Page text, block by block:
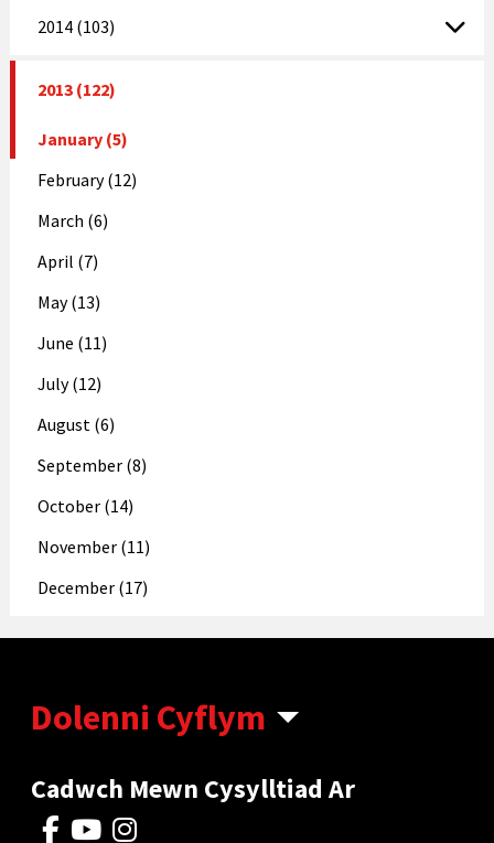
2014 (103)
2013 (122)
January (5)
February (12)
March (6)
April (7)
May (13)
June (11)
July (12)
August (6)
September (8)
October (14)
November (11)
December (17)
Dolenni Cyflym
Cadwch Mewn Cysylltiad Ar